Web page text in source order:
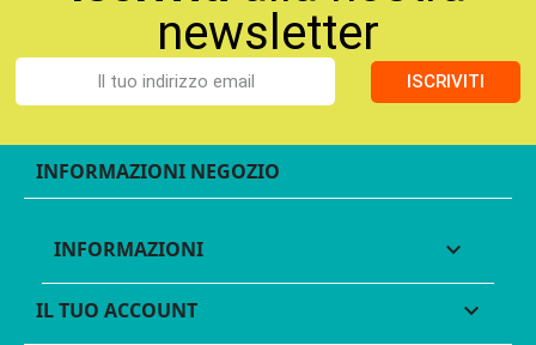
newsletter
ISCRIVITI
INFORMAZIONI NEGOZIO
INFORMAZIONI 
IL TUO ACCOUNT 